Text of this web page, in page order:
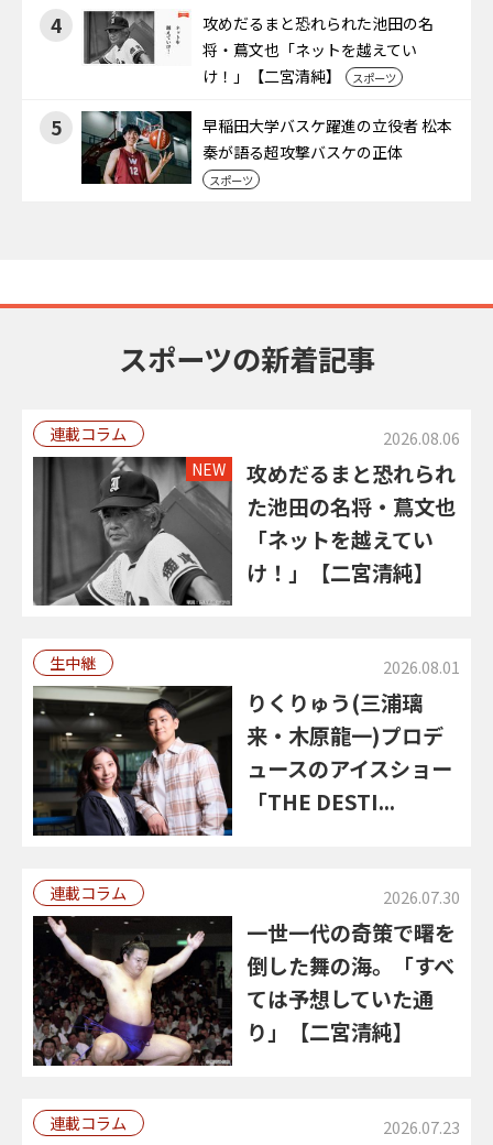
4
攻めだるまと恐れられた池田の名
将・蔦文也「ネットを越えてい
け！」【二宮清純】
スポーツ
5
早稲田大学バスケ躍進の立役者 松本
秦が語る超攻撃バスケの正体
スポーツ
スポーツの新着記事
連載コラム 2026.08.06
NEW
攻めだるまと恐れられ
た池田の名将・蔦文也
「ネットを越えてい
け！」【二宮清純】
生中継 2026.08.01
りくりゅう(三浦璃
来・木原龍一)プロデ
ュースのアイスショー
「THE DESTI...
連載コラム 2026.07.30
一世一代の奇策で曙を
倒した舞の海。「すべ
ては予想していた通
り」【二宮清純】
連載コラム 2026.07.23